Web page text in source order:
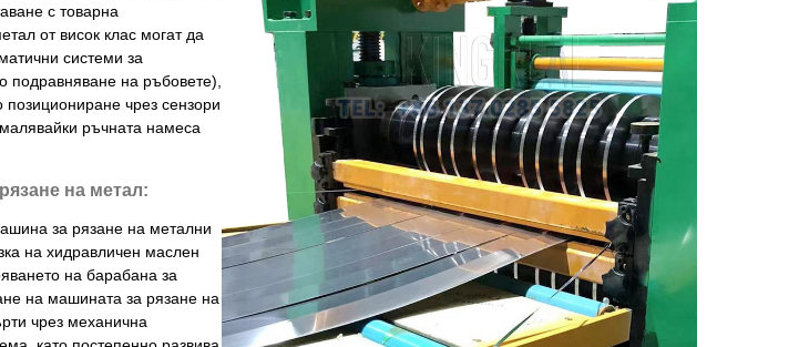
с товарна
от висок клас могат да
системи за
подравняване на ръбовете),
позициониране чрез сензори
ръчната намеса
на метал:
за рязане на метални
на хидравличен маслен
на барабана за
на машината за рязане на
чрез механична